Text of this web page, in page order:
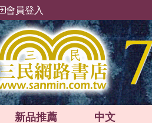
會員登入
新品推薦 中文